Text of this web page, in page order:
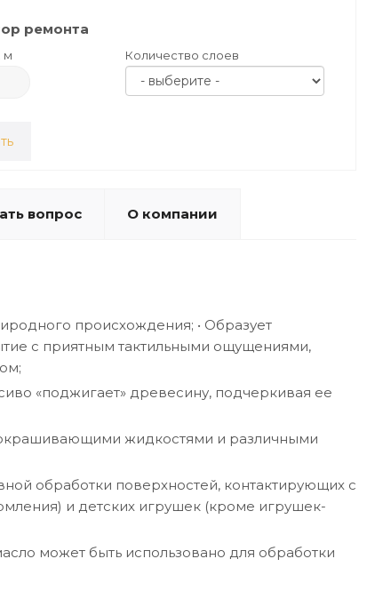
ремонта
м Количество слоев
вопрос О компании
происхождения; • Образует
с приятным тактильными ощущениями,
«поджигает» древесину, подчеркивая ее
окрашивающими жидкостями и различными
обработки поверхностей, контактирующих с
и детских игрушек (кроме игрушек-
может быть использовано для обработки